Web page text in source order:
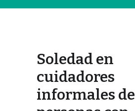
Soledad en
cuidadores
informales de